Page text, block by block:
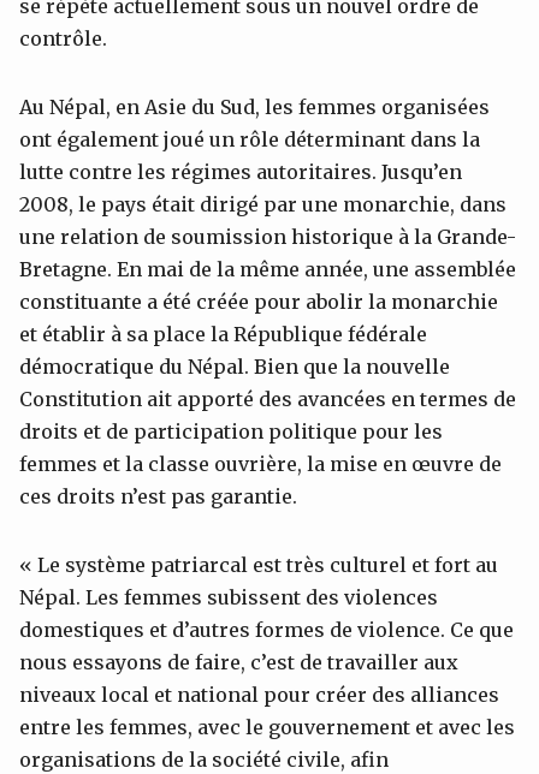
se répète actuellement sous un nouvel ordre de
contrôle.
Au Népal, en Asie du Sud, les femmes organisées
ont également joué un rôle déterminant dans la
lutte contre les régimes autoritaires. Jusqu’en
2008, le pays était dirigé par une monarchie, dans
une relation de soumission historique à la Grande-
Bretagne. En mai de la même année, une assemblée
constituante a été créée pour abolir la monarchie
et établir à sa place la République fédérale
démocratique du Népal. Bien que la nouvelle
Constitution ait apporté des avancées en termes de
droits et de participation politique pour les
femmes et la classe ouvrière, la mise en œuvre de
ces droits n’est pas garantie.
« Le système patriarcal est très culturel et fort au
Népal. Les femmes subissent des violences
domestiques et d’autres formes de violence. Ce que
nous essayons de faire, c’est de travailler aux
niveaux local et national pour créer des alliances
entre les femmes, avec le gouvernement et avec les
organisations de la société civile, afin